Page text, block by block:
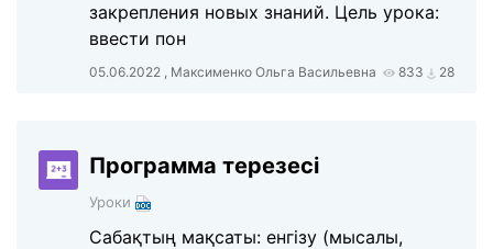
закрепления новых знаний. Цель урока:
ввести пон
05.06.2022 , Максименко Ольга Васильевна 833 28
Программа терезесі
Уроки
Сабақтың мақсаты: енгізу (мысалы,